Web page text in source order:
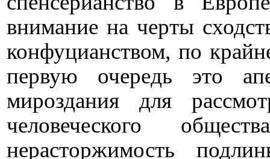
внимание на черты
конфуцианством, по
первую очередь это
мироздания для
человеческого
нерасторжимость